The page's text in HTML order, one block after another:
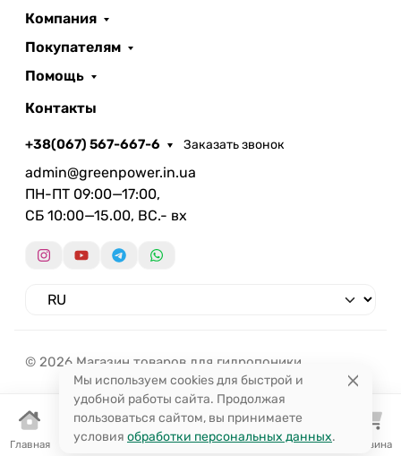
Главная Каталог Избранное Поиск Корзина
Компания
Покупателям
Помощь
Контакты
+38(067) 567-667-6 Заказать звонок
admin@greenpower.in.ua
ПН-ПТ 09:00—17:00,
СБ 10:00—15.00, ВС.- вх
© 2026 Магазин товаров для гидропоники.
Мы используем cookies для быстрой и
удобной работы сайта. Продолжая
пользоваться сайтом, вы принимаете
условия обработки персональных данных.